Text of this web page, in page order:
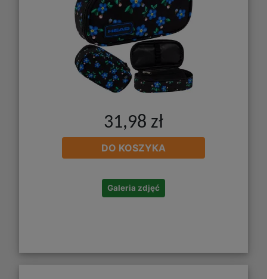
31,98 zł
DO KOSZYKA
Galeria zdjęć